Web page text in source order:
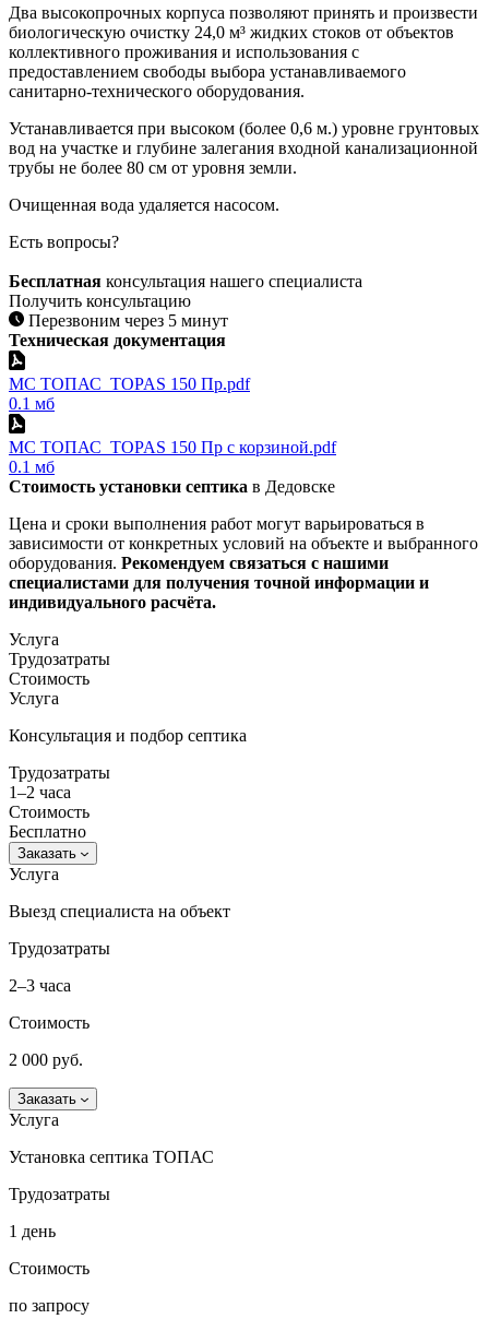
Два высокопрочных корпуса позволяют принять и произвести
биологическую очистку 24,0 м³ жидких стоков от объектов
коллективного проживания и использования с
предоставлением свободы выбора устанавливаемого
санитарно-технического оборудования.
Устанавливается при высоком (более 0,6 м.) уровне грунтовых
вод на участке и глубине залегания входной канализационной
трубы не более 80 см от уровня земли.
Очищенная вода удаляется насосом.
Есть вопросы?
Бесплатная консультация нашего специалиста
Получить консультацию
Перезвоним через 5 минут
Техническая документация
МС ТОПАС_TOPAS 150 Пр.pdf
0.1 мб
МС ТОПАС_TOPAS 150 Пр с корзиной.pdf
0.1 мб
Стоимость установки септика в Дедовске
Цена и сроки выполнения работ могут варьироваться в
зависимости от конкретных условий на объекте и выбранного
оборудования. Рекомендуем связаться с нашими
специалистами для получения точной информации и
индивидуального расчёта.​
Услуга
Трудозатраты
Стоимость
Услуга
Консультация и подбор септика
Трудозатраты
1–2 часа
Стоимость
Бесплатно
Заказать
Услуга
Выезд специалиста на объект
Трудозатраты
2–3 часа
Стоимость
2 000 руб.
Заказать
Услуга
Установка септика ТОПАС
Трудозатраты
1 день
Стоимость
по запросу